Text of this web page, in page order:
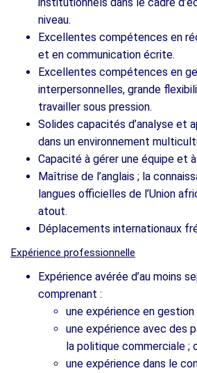
niveau.
Excellentes compétences en
et en communication écrite.
Excellentes compétences en
interpersonnelles, grande
travailler sous pression.
Solides capacités d’analyse et
dans un environnement
Capacité à gérer une équipe et
Maîtrise de l’anglais ; la
langues officielles de l’Union
atout.
Déplacements internationaux
Expérience professionnelle
Expérience avérée d’au moins
comprenant :
une expérience en
une expérience avec des
la politique commerciale ;
une expérience dans le